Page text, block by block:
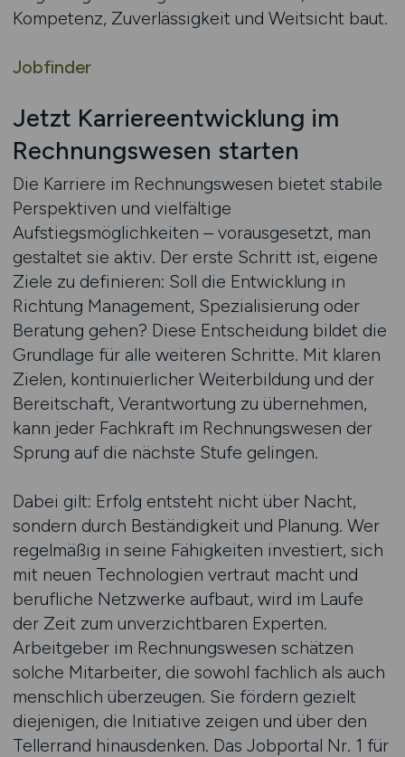
Kompetenz, Zuverlässigkeit und Weitsicht baut.
Jobfinder
Jetzt Karriereentwicklung im
Rechnungswesen starten
Die Karriere im Rechnungswesen bietet stabile
Perspektiven und vielfältige
Aufstiegsmöglichkeiten – vorausgesetzt, man
gestaltet sie aktiv. Der erste Schritt ist, eigene
Ziele zu definieren: Soll die Entwicklung in
Richtung Management, Spezialisierung oder
Beratung gehen? Diese Entscheidung bildet die
Grundlage für alle weiteren Schritte. Mit klaren
Zielen, kontinuierlicher Weiterbildung und der
Bereitschaft, Verantwortung zu übernehmen,
kann jeder Fachkraft im Rechnungswesen der
Sprung auf die nächste Stufe gelingen.
Dabei gilt: Erfolg entsteht nicht über Nacht,
sondern durch Beständigkeit und Planung. Wer
regelmäßig in seine Fähigkeiten investiert, sich
mit neuen Technologien vertraut macht und
berufliche Netzwerke aufbaut, wird im Laufe
der Zeit zum unverzichtbaren Experten.
Arbeitgeber im Rechnungswesen schätzen
solche Mitarbeiter, die sowohl fachlich als auch
menschlich überzeugen. Sie fördern gezielt
diejenigen, die Initiative zeigen und über den
Tellerrand hinausdenken. Das Jobportal Nr. 1 für